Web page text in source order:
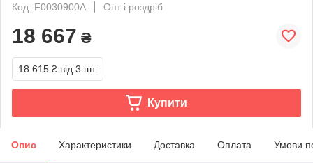
Код: F0030900A
Опт і роздріб
18 667 ₴
18 615 ₴ від 3 шт.
Купити
Опис Характеристики Доставка Оплата Умови